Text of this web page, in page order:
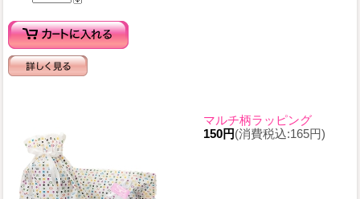
マルチ柄ラッピング
150円(消費税込:165円)